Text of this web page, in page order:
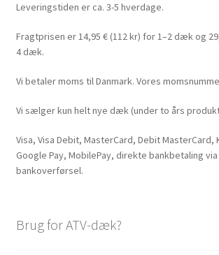
Leveringstiden er ca. 3-5 hverdage.
Fragtprisen er 14,95 € (112 kr) for 1–2 dæk og
4 dæk.
Vi betaler moms til Danmark. Vores
Vi sælger kun helt nye dæk (under to års
Visa, Visa Debit, MasterCard, Debit MasterCard,
Google Pay, MobilePay, direkte bankbetaling
bankoverførsel.
Brug for ATV-dæk?